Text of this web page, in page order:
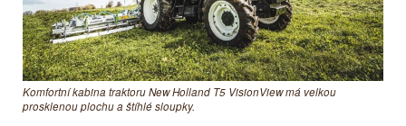
Komfortní kabina traktoru New Holland T5 VisionView má velkou
prosklenou plochu a štíhlé sloupky.